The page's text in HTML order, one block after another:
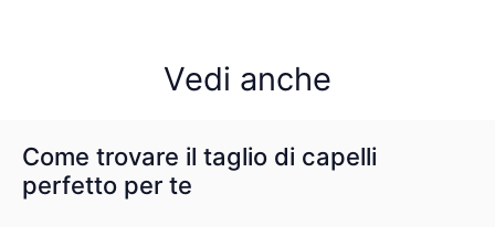
Vedi anche
Come trovare il taglio di capelli
perfetto per te